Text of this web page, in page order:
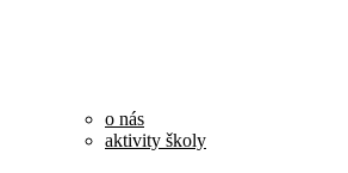
o nás
aktivity školy